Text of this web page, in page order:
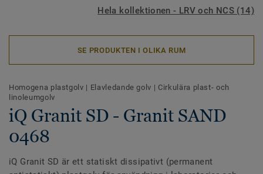
Hela kollektionen - LRV och NCS (14)
SE PRODUKTEN I OLIKA RUM
Homogena plastgolv | Elavledande golv | Cirkulära plast- och
linoleumgolv
iQ Granit SD - Granit SAND
0468
iQ Granit SD är ett statiskt dissipativt (permanent